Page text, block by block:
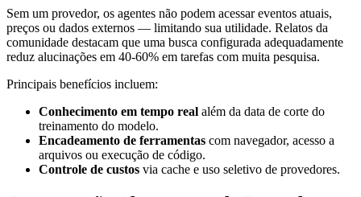
Sem um provedor, os agentes não podem acessar eventos atuais,
preços ou dados externos — limitando sua utilidade. Relatos da
comunidade destacam que uma busca configurada adequadamente
reduz alucinações em 40-60% em tarefas com muita pesquisa.
Principais benefícios incluem:
Conhecimento em tempo real além da data de corte do
treinamento do modelo.
Encadeamento de ferramentas com navegador, acesso a
arquivos ou execução de código.
Controle de custos via cache e uso seletivo de provedores.